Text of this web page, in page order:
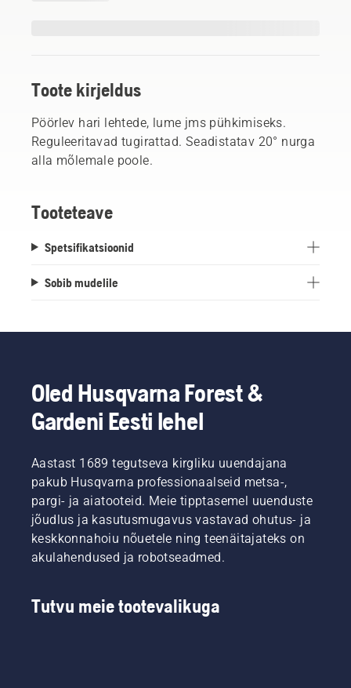
Toote kirjeldus
Pöörlev hari lehtede, lume jms pühkimiseks.
Reguleeritavad tugirattad. Seadistatav 20° nurga
alla mõlemale poole.
Tooteteave
Spetsifikatsioonid
Sobib mudelile
Oled Husqvarna Forest &
Gardeni Eesti lehel
Aastast 1689 tegutseva kirgliku uuendajana
pakub Husqvarna professionaalseid metsa-,
pargi- ja aiatooteid. Meie tipptasemel uuenduste
jõudlus ja kasutusmugavus vastavad ohutus- ja
keskkonnahoiu nõuetele ning teenäitajateks on
akulahendused ja robotseadmed.
Tutvu meie tootevalikuga